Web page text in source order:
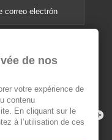
de nos
votre expérience de
contenu
En cliquant sur le
à l’utilisation de ces